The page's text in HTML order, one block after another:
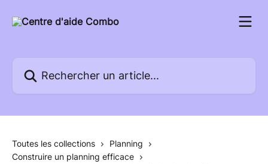
Toutes les collections
Planning
Construire un planning efficace